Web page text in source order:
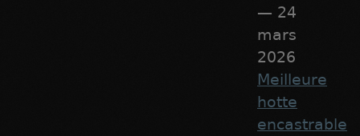
— 24
mars
2026
Meilleure
hotte
encastrable